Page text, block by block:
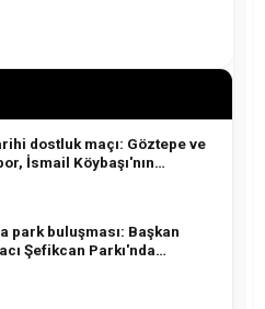
dostluk maçı: Göztepe ve
İsmail Köybaşı'nın
buluşuyor!
park buluşması: Başkan
Şefikcan Parkı'nda
buluştu!